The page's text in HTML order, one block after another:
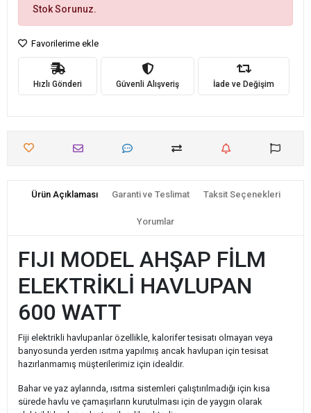
Stok Sorunuz.
Favorilerime ekle
Hızlı Gönderi Güvenli Alışveriş İade ve Değişim
Ürün Açıklaması Garanti ve Teslimat Taksit Seçenekleri
Yorumlar
FIJI MODEL AHŞAP FİLM
ELEKTRİKLİ HAVLUPAN
600 WATT
Fiji elektrikli havlupanlar özellikle, kalorifer tesisatı olmayan veya
banyosunda yerden ısıtma yapılmış ancak havlupan için tesisat
hazırlanmamış müşterilerimiz için idealdir.
Bahar ve yaz aylarında, ısıtma sistemleri çalıştırılmadığı için kısa
sürede havlu ve çamaşırların kurutulması için de yaygın olarak